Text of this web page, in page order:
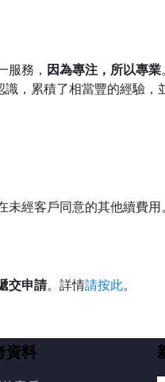
服務， 因為專注，所以專業
，累積了相當豐的經驗，
未經客戶同意的其他續費
交申請。詳情請按此。
資料